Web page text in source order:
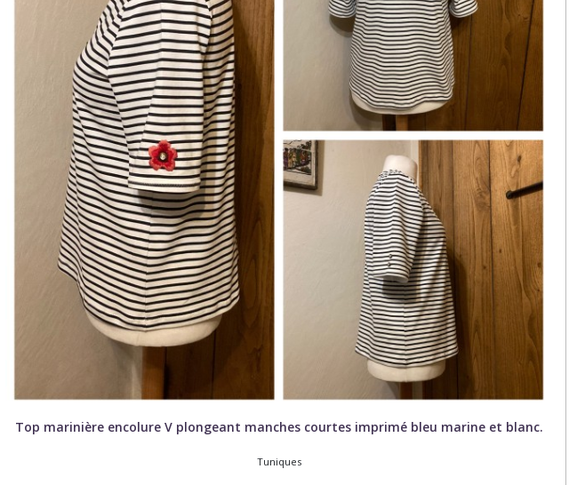
Top marinière encolure V plongeant manches courtes imprimé bleu marine et blanc.
Tuniques